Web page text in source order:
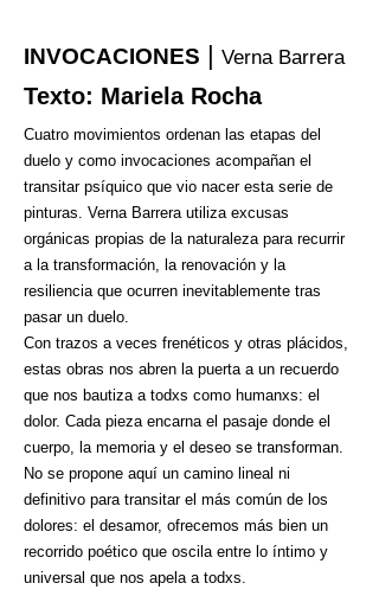
INVOCACIONES | Verna Barrera
Texto: Mariela Rocha
Cuatro movimientos ordenan las etapas del
duelo y como invocaciones acompañan el
transitar psíquico que vio nacer esta serie de
pinturas. Verna Barrera utiliza excusas
orgánicas propias de la naturaleza para recurrir
a la transformación, la renovación y la
resiliencia que ocurren inevitablemente tras
pasar un duelo.
Con trazos a veces frenéticos y otras plácidos,
estas obras nos abren la puerta a un recuerdo
que nos bautiza a todxs como humanxs: el
dolor. Cada pieza encarna el pasaje donde el
cuerpo, la memoria y el deseo se transforman.
No se propone aquí un camino lineal ni
definitivo para transitar el más común de los
dolores: el desamor, ofrecemos más bien un
recorrido poético que oscila entre lo íntimo y
universal que nos apela a todxs.